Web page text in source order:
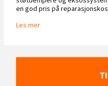
en god pris på
Les mer